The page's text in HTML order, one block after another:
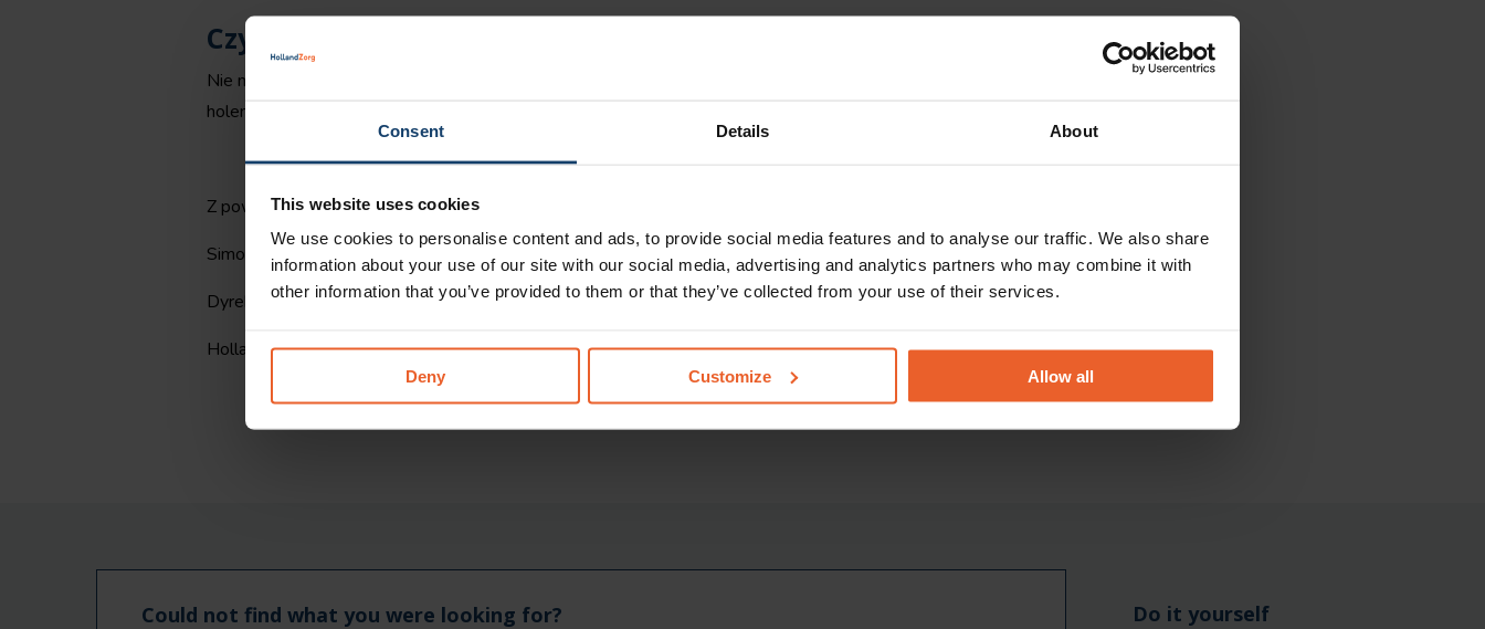
Consent Details About
This website uses cookies
We use cookies to personalise content and ads, to provide social media features and to analyse our traffic. We also share
information about your use of our site with our social media, advertising and analytics partners who may combine it with
other information that you’ve provided to them or that they’ve collected from your use of their services.
Deny Customize Allow all
Czy chce Pan/Pani dowiedzieć się więcej?
Nie możesz znaleźć informacji? Skontaktuj się z naszym Centrum Obsługi Klienta (w j.
holenderskim lub angielskim), korzystając z poniższych danych.
Z poważaniem
Simone Mensink
Dyrektor ds. Obsługi Klienta
HollandZorg
Could not find what you were looking for? Do it yourself